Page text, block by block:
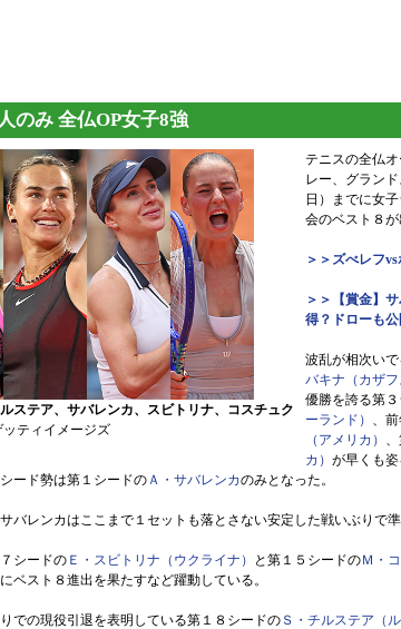
のみ 全仏OP女子8強
ルステア、サバレンカ、スビトリナ、コスチュク
ティイメージズ
テニスの全仏
レー、グラン
日）までに女
会のベスト８が
＞＞ズべレフ
＞＞【賞金】
得？ドローも
波乱が相次い
バキナ（カザフ
優勝を誇る第
ーランド） 、
（アメリカ）
カ） が早くも
ード勢は第１シードのＡ・サバレンカのみとなった。
バレンカはここまで１セットも落とさない安定した戦いぶりで
シードの Ｅ・スビトリナ（ウクライナ） と第１５シードのＭ・
ベスト８進出を果たすなど躍動している。
での現役引退を表明している第１８シードの Ｓ・チルステア（ル